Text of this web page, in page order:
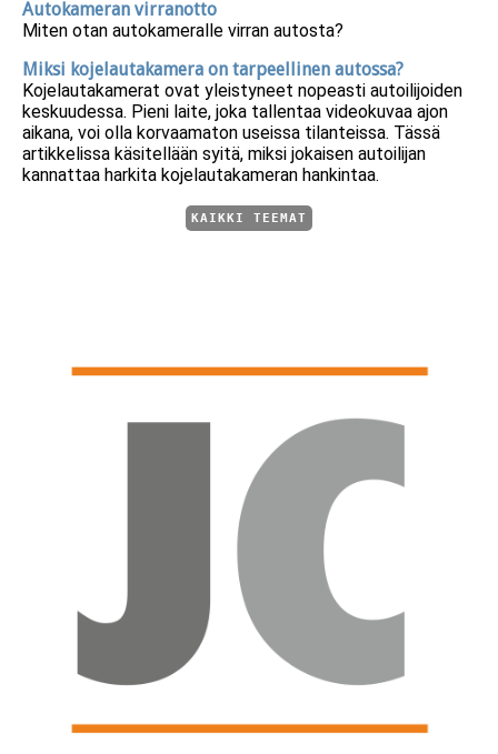
Autokameran virranotto
Miten otan autokameralle virran autosta?
Miksi kojelautakamera on tarpeellinen autossa?
Kojelautakamerat ovat yleistyneet nopeasti autoilijoiden
keskuudessa. Pieni laite, joka tallentaa videokuvaa ajon
aikana, voi olla korvaamaton useissa tilanteissa. Tässä
artikkelissa käsitellään syitä, miksi jokaisen autoilijan
kannattaa harkita kojelautakameran hankintaa.
KAIKKI TEEMAT